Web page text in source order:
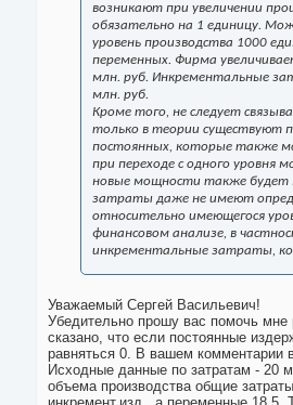
возникают при увеличении
обязательно на 1 единицу.
уровень производства 1000
переменных. Фирма
млн. руб. Инкрементальные
млн. руб.
Кроме того, не следует
только в теории существуют
постоянных, которые также
при переходе с одного уровня
новые мощности также будет
затраты даже не имеют
относительно имеющегося
финансовом анализе, в
инкрементальные затраты,
Уважаемый Сергей Васильевич!
Убедительно прошу вас помочь мне
сказано, что если постоянные
равняться 0. В вашем комментарии
Исходные данные по затратам - 20
объема производства общие